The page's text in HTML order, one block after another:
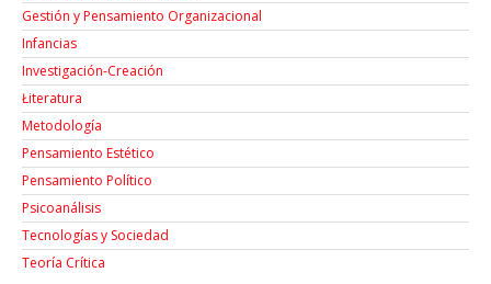
Gestión y Pensamiento Organizacional
Infancias
Investigación-Creación
Łiteratura
Metodología
Pensamiento Estético
Pensamiento Político
Psicoanálisis
Tecnologías y Sociedad
Teoría Crítica